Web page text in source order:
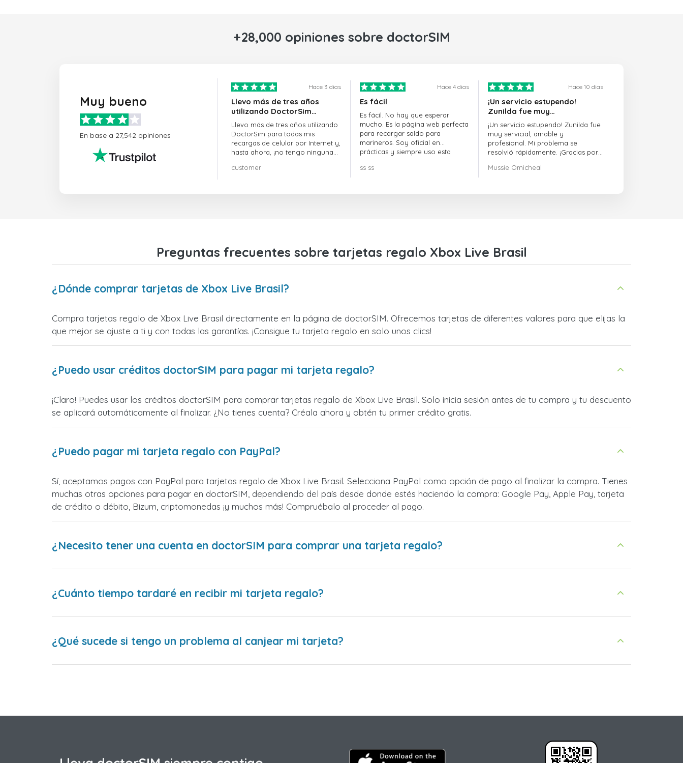
+28,000 opiniones sobre doctorSIM
Muy bueno
En base a 27,542 opiniones
Hace 3 dias
Llevo más de tres años
utilizando DoctorSim…
Llevo más de tres años utilizando
DoctorSim para todas mis
recargas de celular por Internet y,
hasta ahora, ¡no tengo ninguna
customer
Hace 4 dias
Es fácil
Es fácil. No hay que esperar
mucho. Es la página web perfecta
para recargar saldo para
marineros. Soy oficial en
prácticas y siempre uso esta
ss ss
Hace 10 dias
¡Un servicio estupendo!
Zunilda fue muy…
¡Un servicio estupendo! Zunilda fue
muy servicial, amable y
profesional. Mi problema se
resolvió rápidamente. ¡Gracias por
Mussie Omicheal
Preguntas frecuentes sobre tarjetas regalo Xbox Live Brasil
¿Dónde comprar tarjetas de Xbox Live Brasil?
Compra tarjetas regalo de Xbox Live Brasil directamente en la página de doctorSIM. Ofrecemos tarjetas de diferentes valores para que elijas la
que mejor se ajuste a ti y con todas las garantías. ¡Consigue tu tarjeta regalo en solo unos clics!
¿Puedo usar créditos doctorSIM para pagar mi tarjeta regalo?
¡Claro! Puedes usar los créditos doctorSIM para comprar tarjetas regalo de Xbox Live Brasil. Solo inicia sesión antes de tu compra y tu descuento
se aplicará automáticamente al finalizar. ¿No tienes cuenta? Créala ahora y obtén tu primer crédito gratis.
¿Puedo pagar mi tarjeta regalo con PayPal?
Sí, aceptamos pagos con PayPal para tarjetas regalo de Xbox Live Brasil. Selecciona PayPal como opción de pago al finalizar la compra. Tienes
muchas otras opciones para pagar en doctorSIM, dependiendo del país desde donde estés haciendo la compra: Google Pay, Apple Pay, tarjeta
de crédito o débito, Bizum, criptomonedas ¡y muchos más! Compruébalo al proceder al pago.
¿Necesito tener una cuenta en doctorSIM para comprar una tarjeta regalo?
¿Cuánto tiempo tardaré en recibir mi tarjeta regalo?
¿Qué sucede si tengo un problema al canjear mi tarjeta?